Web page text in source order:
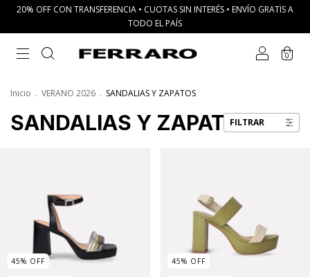
20% OFF CON TRANSFERENCIA • CUOTAS SIN INTERÉS • ENVÍO GRATIS A
TODO EL PAÍS
0
Inicio . VERANO 2026 . SANDALIAS Y ZAPATOS
SANDALIAS Y ZAPATOS
FILTRAR
45% OFF 45% OFF